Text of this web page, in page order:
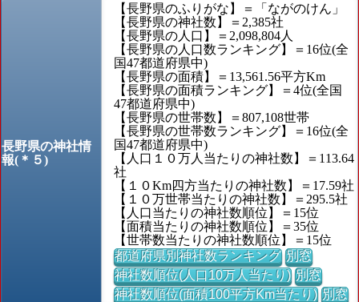
長野県の神社情
報(＊５)
【長野県のふりがな】＝「ながのけん」
【長野県の神社数】＝2,385社
【長野県の人口】＝2,098,804人
【長野県の人口数ランキング】＝16位(全
国47都道府県中)
【長野県の面積】＝13,561.56平方Km
【長野県の面積ランキング】＝4位(全国
47都道府県中)
【長野県の世帯数】＝807,108世帯
【長野県の世帯数ランキング】＝16位(全
国47都道府県中)
【人口１０万人当たりの神社数】＝113.64
社
【１０Km四方当たりの神社数】＝17.59社
【１０万世帯当たりの神社数】＝295.5社
【人口当たりの神社数順位】＝15位
【面積当たりの神社数順位】＝35位
【世帯数当たりの神社数順位】＝15位
都道府県別神社数ランキング 別窓
神社数順位(人口10万人当たり) 別窓
神社数順位(面積100平方Km当たり) 別窓